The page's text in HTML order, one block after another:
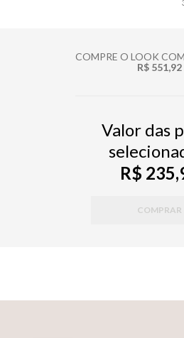
COMPRE O LOOK
R$ 551,92
Valor das
R$
COMPRAR